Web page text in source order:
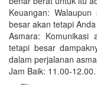
Keuangan:
besar akan tetapi
Asmara:
tetapi besar
dalam perjalanan
Jam Baik: 11.00-12.00.